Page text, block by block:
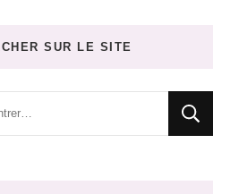
SUR LE SITE